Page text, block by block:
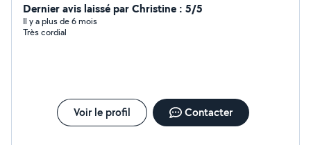
BRICOLAGE JE MONTE ÉGALEMENT DES CUISINES ET
DES SALLES DE BAINS. JE PEUT TONDRE VOTRE
PELOUSE , FAIRE DE L'ENTRETIEN DE MAISON ,
Dernier avis laissé par Christine : 5/5
Il y a plus de 6 mois
Très cordial
Voir le profil Contacter